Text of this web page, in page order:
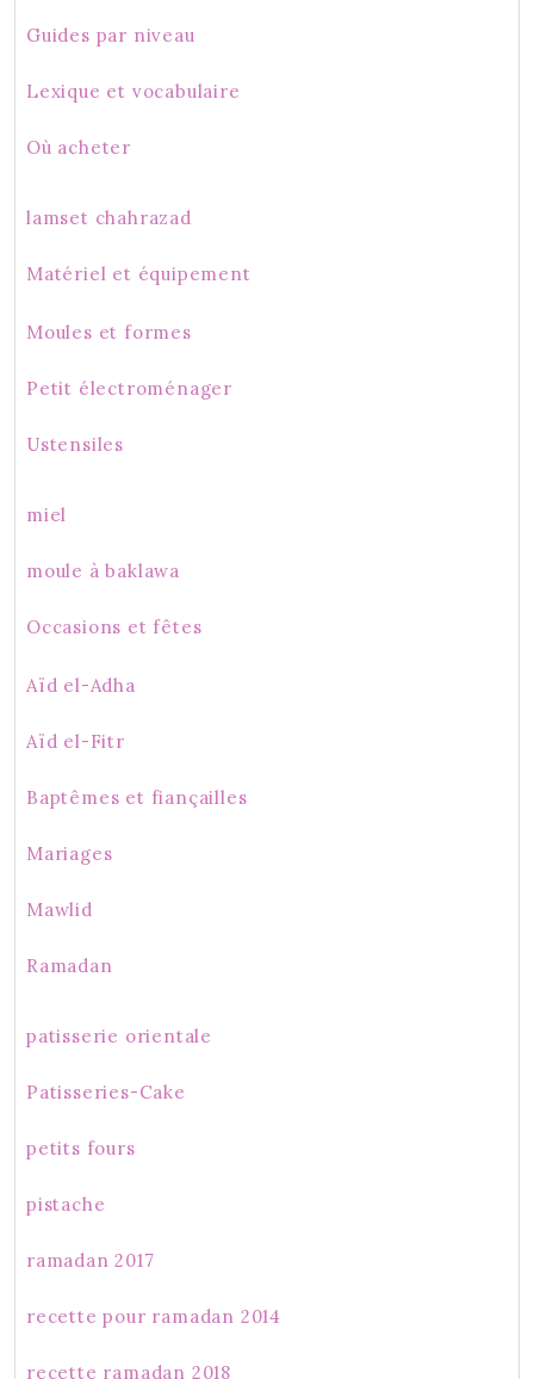
Guides par niveau
Lexique et vocabulaire
Où acheter
lamset chahrazad
Matériel et équipement
Moules et formes
Petit électroménager
Ustensiles
miel
moule à baklawa
Occasions et fêtes
Aïd el-Adha
Aïd el-Fitr
Baptêmes et fiançailles
Mariages
Mawlid
Ramadan
patisserie orientale
Patisseries-Cake
petits fours
pistache
ramadan 2017
recette pour ramadan 2014
recette ramadan 2018